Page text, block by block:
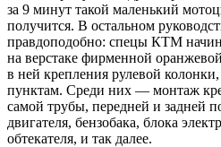
за 9 минут такой маленький
получится. В остальном
правдоподобно: спецы КТМ
на верстаке фирменной
в ней крепления рулевой
пунктам. Среди них — монтаж
самой трубы, передней и задней
двигателя, бензобака, блока
обтекателя, и так далее.